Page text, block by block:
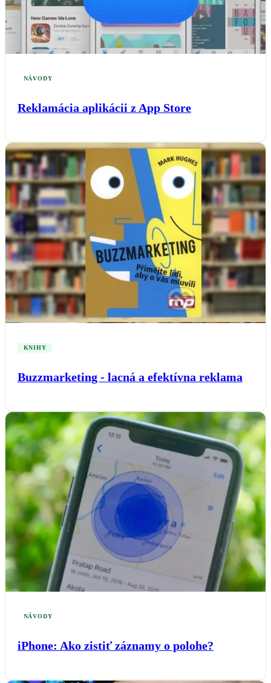
NÁVODY
Reklamácia aplikácii z App Store
KNIHY
Buzzmarketing - lacná a efektívna reklama
NÁVODY
iPhone: Ako zistiť záznamy o polohe?